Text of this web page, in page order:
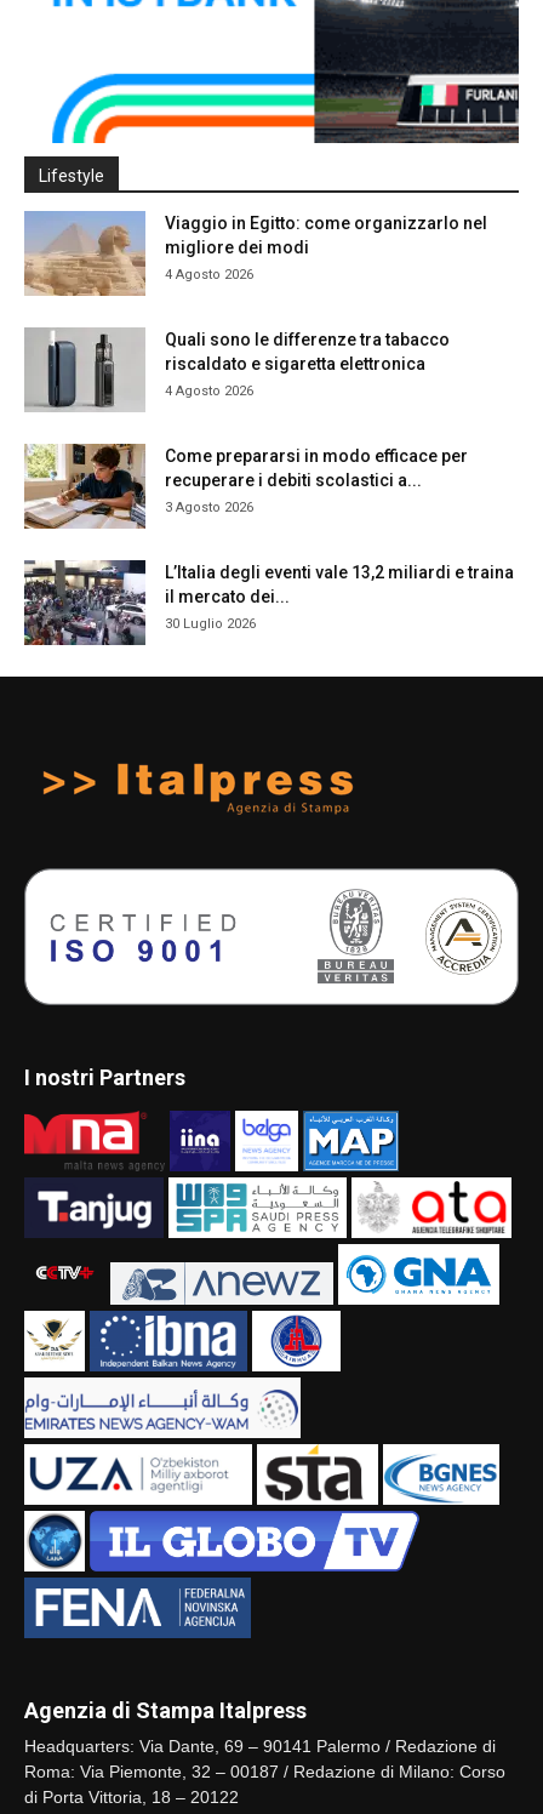
Lifestyle
Viaggio in Egitto: come organizzarlo nel
migliore dei modi
4 Agosto 2026
Quali sono le differenze tra tabacco
riscaldato e sigaretta elettronica
4 Agosto 2026
Come prepararsi in modo efficace per
recuperare i debiti scolastici a...
3 Agosto 2026
L’Italia degli eventi vale 13,2 miliardi e traina
il mercato dei...
30 Luglio 2026
I nostri Partners
Agenzia di Stampa Italpress
Headquarters: Via Dante, 69 – 90141 Palermo / Redazione di
Roma: Via Piemonte, 32 – 00187 / Redazione di Milano: Corso
di Porta Vittoria, 18 – 20122